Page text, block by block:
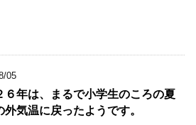
05
６年は、まるで小学生のころの夏
外気温に戻ったようです。